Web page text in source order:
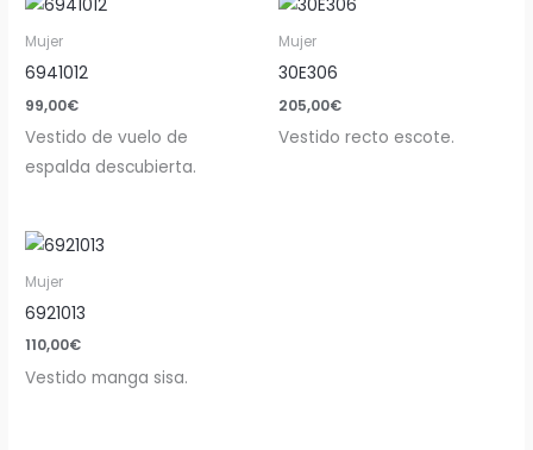
Mujer
6941012
99,00€
Vestido de vuelo de
espalda descubierta.
Mujer
30E306
205,00€
Vestido recto escote.
Mujer
6921013
110,00€
Vestido manga sisa.